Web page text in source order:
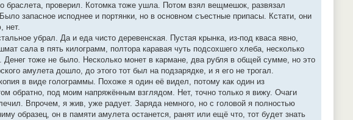
браслета, проверил. Котомка тоже ушла. Потом взял вещмешок, развязал
запасное исподнее и портянки, но в основном съестные припасы. Кстати, они
нет.
убрал. Да и еда чисто деревенская. Пустая крынка, из-под кваса явно,
сала в пять килограмм, полтора каравая чуть подсохшего хлеба, несколько
тоже не было. Несколько монет в кармане, два рубля в общей сумме, но это
амулета дошло, до этого тот был на подзарядке, и я его не трогал.
в виде голограммы. Похоже я один её видел, потому как один из
обратно, под моим напряжённым взглядом. Нет, точно только я вижу. Очаги
Впрочем, я жив, уже радует. Заряда немного, но с головой я полностью
образец, он в памяти амулета останется, ранят или ещё что, тот будет знать